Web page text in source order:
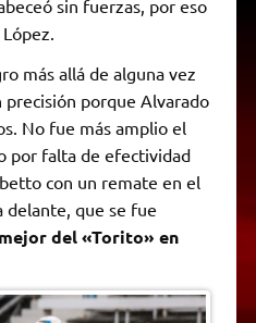
sin fuerzas, por eso
más allá de alguna vez
porque Alvarado
No fue más amplio el
por falta de efectividad
con un remate en el
delante, que se fue
del «Torito» en